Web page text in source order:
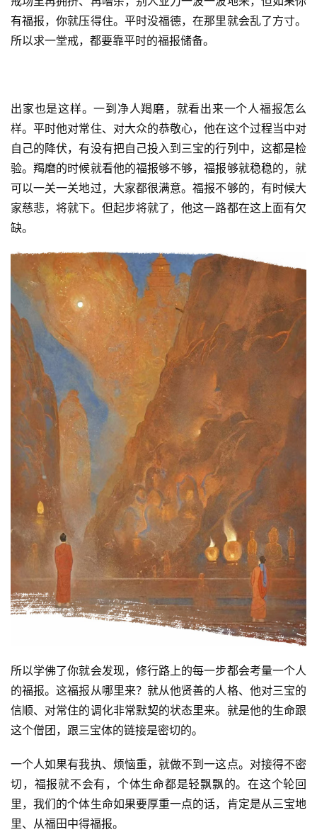
有福报，你就压得住。平时没福德，在那里就会乱了方寸。
所以求一堂戒，都要靠平时的福报储备。
出家也是这样。一到净人羯磨，就看出来一个人福报怎么
样。平时他对常住、对大众的恭敬心，他在这个过程当中对
自己的降伏，有没有把自己投入到三宝的行列中，这都是检
验。羯磨的时候就看他的福报够不够，福报够就稳稳的，就
可以一关一关地过，大家都很满意。福报不够的，有时候大
家慈悲，将就下。但起步将就了，他这一路都在这上面有欠
缺。
所以学佛了你就会发现，修行路上的每一步都会考量一个人
的福报。这福报从哪里来？就从他贤善的人格、他对三宝的
信顺、对常住的调化非常默契的状态里来。就是他的生命跟
这个僧团，跟三宝体的链接是密切的。
一个人如果有我执、烦恼重，就做不到一这点。对接得不密
切，福报就不会有，个体生命都是轻飘飘的。在这个轮回
里，我们的个体生命如果要厚重一点的话，肯定是从三宝地
里、从福田中得福报。